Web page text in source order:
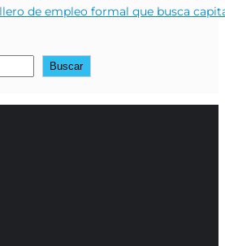
de empleo formal que busca
Buscar